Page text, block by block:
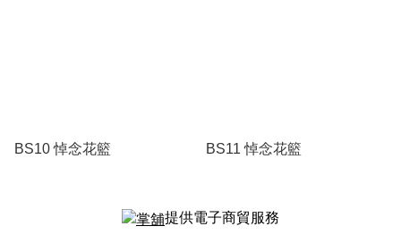
BS10 悼念花籃 BS11 悼念花籃
提供電子商貿服務